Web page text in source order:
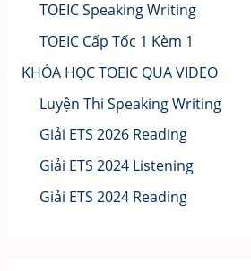
TOEIC Speaking Writing
TOEIC Cấp Tốc 1 Kèm 1
KHÓA HỌC TOEIC QUA VIDEO
Luyện Thi Speaking Writing
Giải ETS 2026 Reading
Giải ETS 2024 Listening
Giải ETS 2024 Reading